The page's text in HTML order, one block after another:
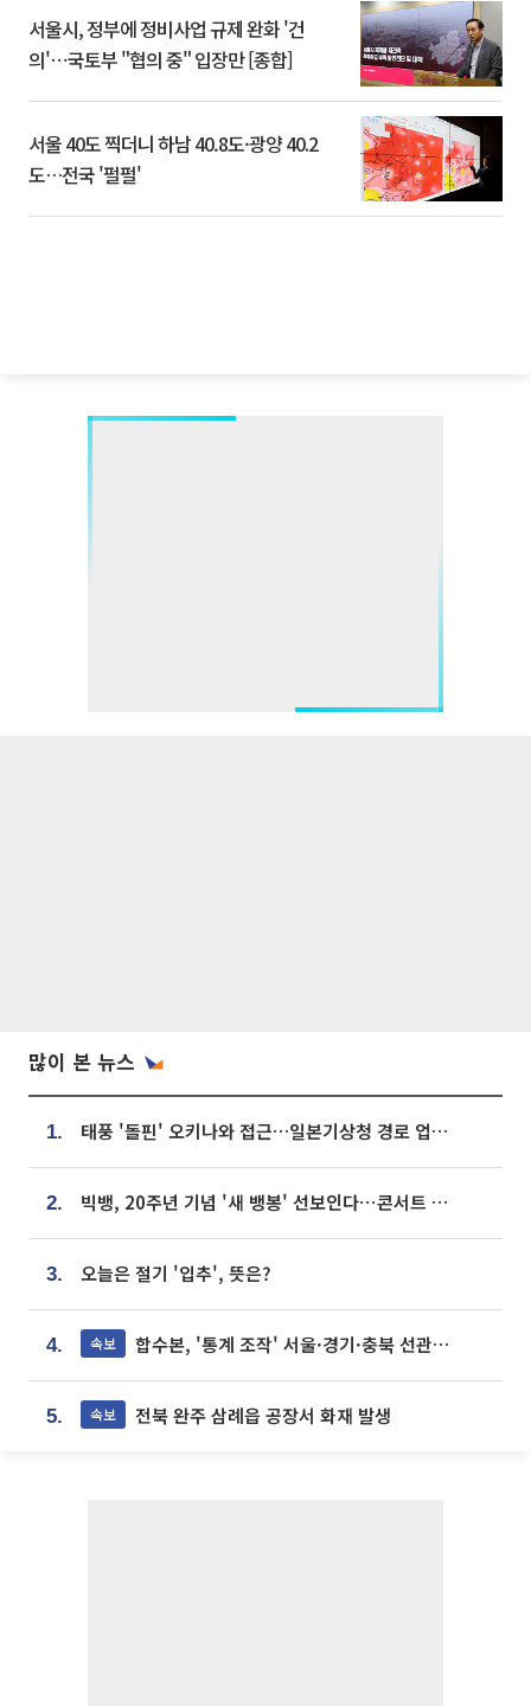
서울시, 정부에 정비사업 규제 완화 '건
의'⋯국토부 "협의 중" 입장만 [종합]
서울 40도 찍더니 하남 40.8도·광양 40.2
도…전국 '펄펄'
많이 본 뉴스
1. 태풍 '돌핀' 오키나와 접근…일본기상청 경로 업데이트
2. 빅뱅, 20주년 기념 '새 뱅봉' 선보인다⋯콘서트 앞두고 팝업 개최
3. 오늘은 절기 '입추', 뜻은?
4. 속보 합수본, '통계 조작' 서울·경기·충북 선관위 등 추가 압수수색
5. 속보 전북 완주 삼례읍 공장서 화재 발생